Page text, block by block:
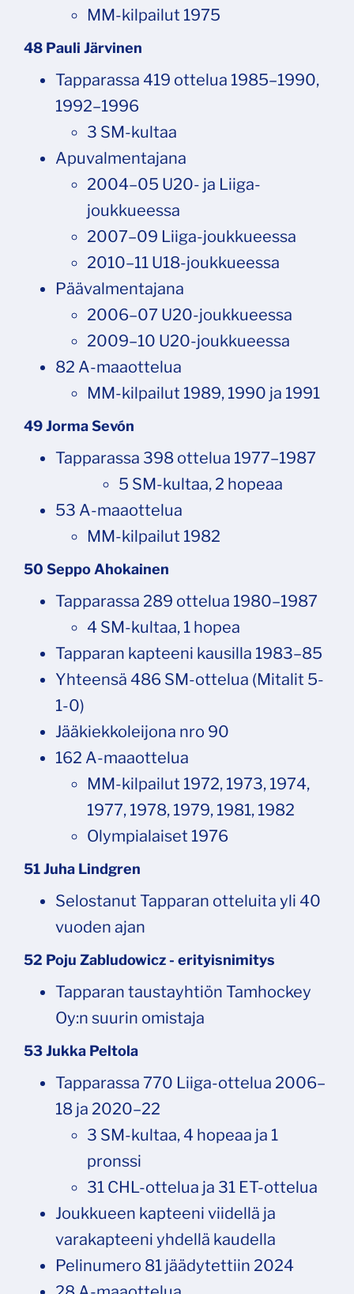
MM-kilpailut 1975
48 Pauli Järvinen
Tapparassa 419 ottelua 1985–1990,
1992–1996
3 SM-kultaa
Apuvalmentajana
2004–05 U20- ja Liiga-
joukkueessa
2007–09 Liiga-joukkueessa
2010–11 U18-joukkueessa
Päävalmentajana
2006–07 U20-joukkueessa
2009–10 U20-joukkueessa
82 A-maaottelua
MM-kilpailut 1989, 1990 ja 1991
49 Jorma Sevón
Tapparassa 398 ottelua 1977–1987
5 SM-kultaa, 2 hopeaa
53 A-maaottelua
MM-kilpailut 1982
50 Seppo Ahokainen
Tapparassa 289 ottelua 1980–1987
4 SM-kultaa, 1 hopea
Tapparan kapteeni kausilla 1983–85
Yhteensä 486 SM-ottelua (Mitalit 5-
1-0)
Jääkiekkoleijona nro 90
162 A-maaottelua
MM-kilpailut 1972, 1973, 1974,
1977, 1978, 1979, 1981, 1982
Olympialaiset 1976
51 Juha Lindgren
Selostanut Tapparan otteluita yli 40
vuoden ajan
52 Poju Zabludowicz - erityisnimitys
Tapparan taustayhtiön Tamhockey
Oy:n suurin omistaja
53 Jukka Peltola
Tapparassa 770 Liiga-ottelua 2006–
18 ja 2020–22
3 SM-kultaa, 4 hopeaa ja 1
pronssi
31 CHL-ottelua ja 31 ET-ottelua
Joukkueen kapteeni viidellä ja
varakapteeni yhdellä kaudella
Pelinumero 81 jäädytettiin 2024